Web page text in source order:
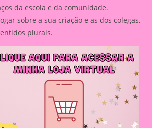
da escola e da comunidade.
sobre a sua criação e as dos colegas,
plurais.